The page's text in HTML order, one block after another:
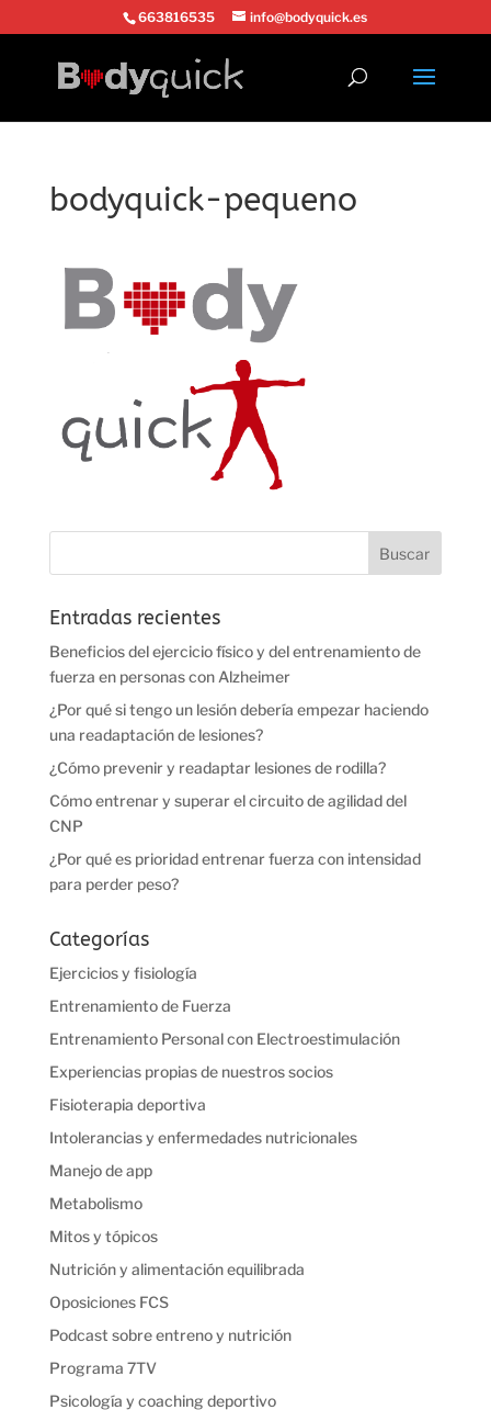
663816535 info@bodyquick.es
bodyquick-pequeno
Entradas recientes
Beneficios del ejercicio físico y del entrenamiento de
fuerza en personas con Alzheimer
¿Por qué si tengo un lesión debería empezar haciendo
una readaptación de lesiones?
¿Cómo prevenir y readaptar lesiones de rodilla?
Cómo entrenar y superar el circuito de agilidad del
CNP
¿Por qué es prioridad entrenar fuerza con intensidad
para perder peso?
Categorías
Ejercicios y fisiología
Entrenamiento de Fuerza
Entrenamiento Personal con Electroestimulación
Experiencias propias de nuestros socios
Fisioterapia deportiva
Intolerancias y enfermedades nutricionales
Manejo de app
Metabolismo
Mitos y tópicos
Nutrición y alimentación equilibrada
Oposiciones FCS
Podcast sobre entreno y nutrición
Programa 7TV
Psicología y coaching deportivo